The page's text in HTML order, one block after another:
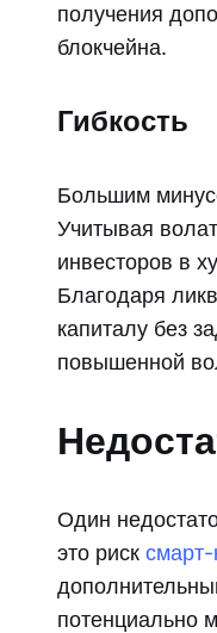
получения
блокчейна.
Гибкость
Большим
Учитывая
инвесторов в
Благодаря
капиталу без
повышенной
Один
это риск смарт-
потенциально